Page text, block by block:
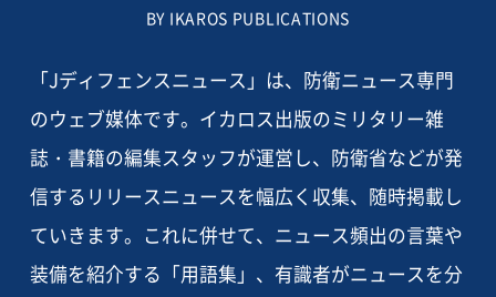
BY IKAROS PUBLICATIONS
「Jディフェンスニュース」は、防衛ニュース専門
のウェブ媒体です。イカロス出版のミリタリー雑
誌・書籍の編集スタッフが運営し、防衛省などが発
信するリリースニュースを幅広く収集、随時掲載し
ていきます。これに併せて、ニュース頻出の言葉や
装備を紹介する「用語集」、有識者がニュースを分